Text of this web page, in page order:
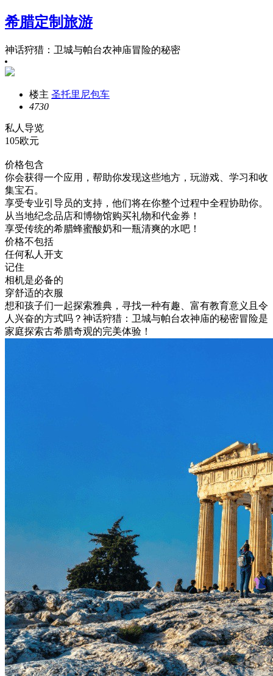
希腊定制旅游
神话狩猎：卫城与帕台农神庙冒险的秘密
楼主 圣托里尼包车
4730
私人导览
105欧元
价格包含
你会获得一个应用，帮助你发现这些地方，玩游戏、学习和收
集宝石。
享受专业引导员的支持，他们将在你整个过程中全程协助你。
从当地纪念品店和博物馆购买礼物和代金券！
享受传统的希腊蜂蜜酸奶和一瓶清爽的水吧！
价格不包括
任何私人开支
记住
相机是必备的
穿舒适的衣服
想和孩子们一起探索雅典，寻找一种有趣、富有教育意义且令
人兴奋的方式吗？神话狩猎：卫城与帕台农神庙的秘密冒险是
家庭探索古希腊奇观的完美体验！